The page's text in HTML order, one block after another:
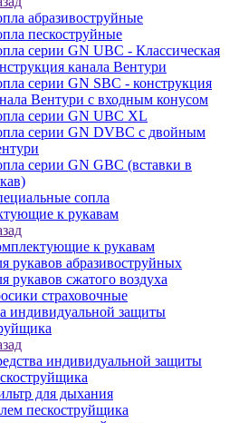
абразивоструйные
пескоструйные
серии GN UBC - Классическая
канала Вентури
серии GN SBC - конструкция
Вентури c входным конусом
серии GN UBC XL
серии GN DVBC с двойным
серии GN GBC (вставки в
сопла
к рукавам
к рукавам
рукавов абразивоструйных
рукавов сжатого воздуха
страховочные
индивидуальной защиты
индивидуальной защиты
для дыхания
пескоструйщика